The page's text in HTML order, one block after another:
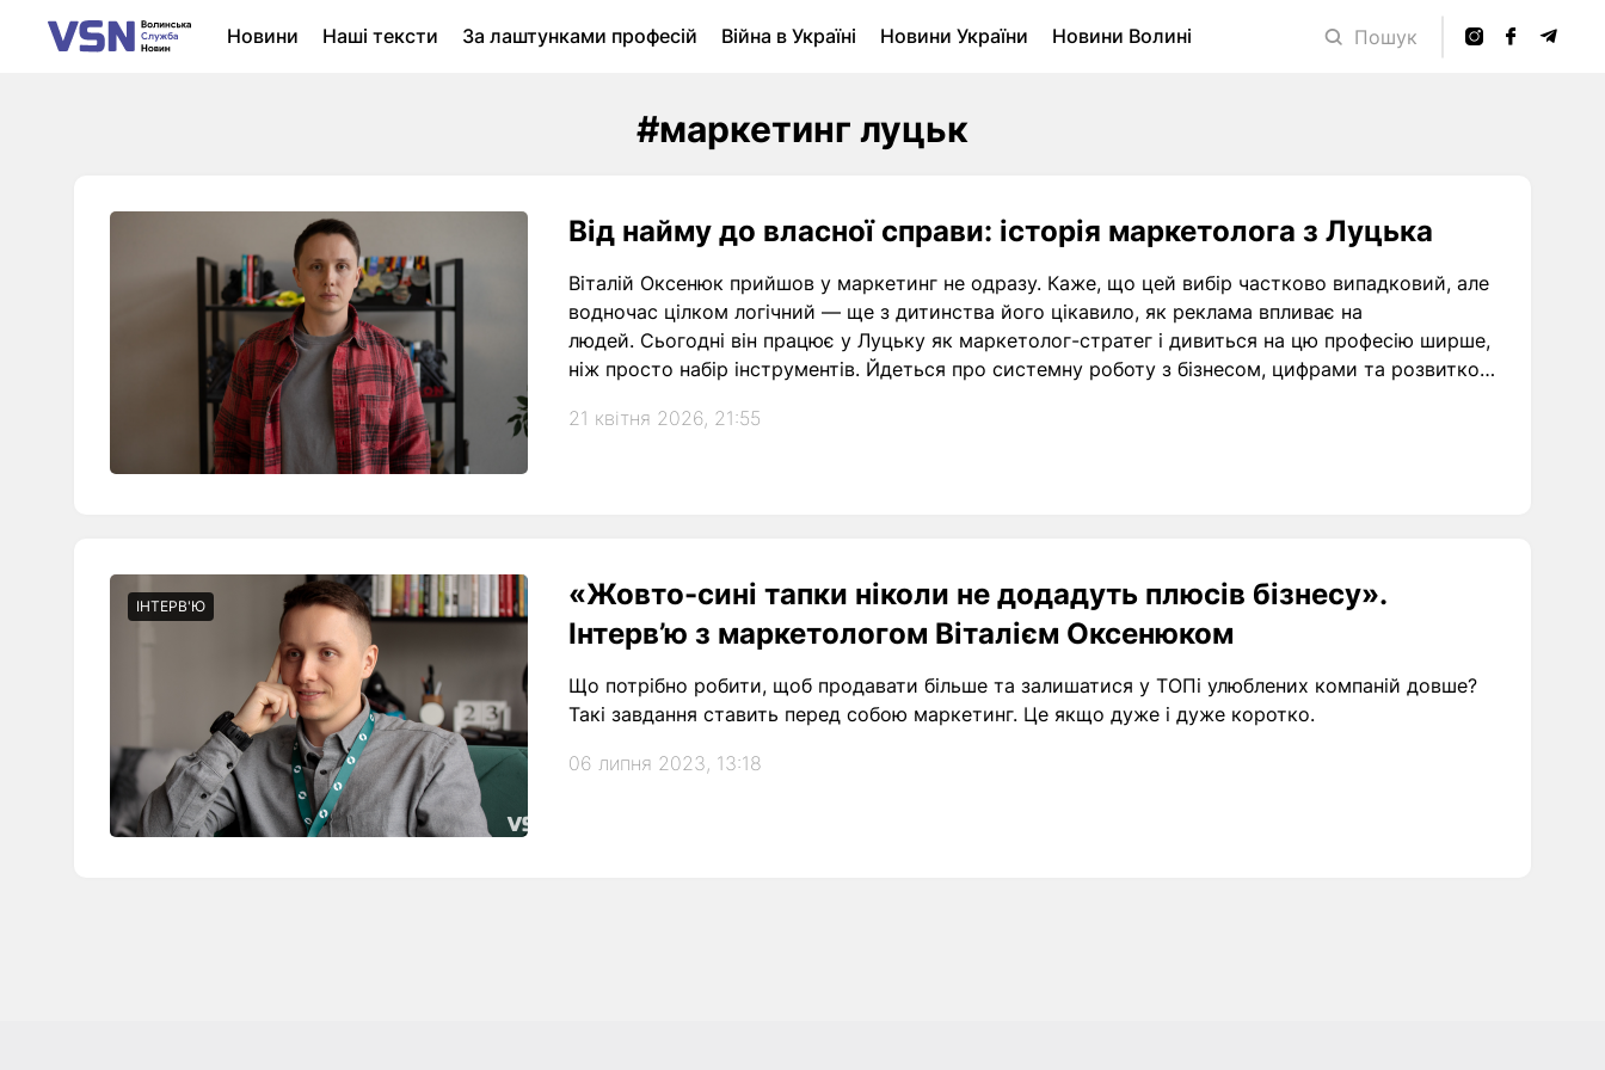
Новини Наші тексти За лаштунками професій Війна в Україні Новини України
Новини Волині
Пошук
#маркетинг луцьк
Від найму до власної справи: історія маркетолога з Луцька
Віталій Оксенюк прийшов у маркетинг не одразу. Каже, що цей вибір частково випадковий, але
водночас цілком логічний — ще з дитинства його цікавило, як реклама впливає на
людей. Сьогодні він працює у Луцьку як маркетолог-стратег і дивиться на цю професію ширше,
ніж просто набір інструментів. Йдеться про системну роботу з бізнесом, цифрами та розвитком
21 квітня 2026, 21:55
ІНТЕРВ'Ю
«Жовто-сині тапки ніколи не додадуть плюсів бізнесу».
Інтерв’ю з маркетологом Віталієм Оксенюком
Що потрібно робити, щоб продавати більше та залишатися у ТОПі улюблених компаній довше?
Такі завдання ставить перед собою маркетинг. Це якщо дуже і дуже коротко.
06 липня 2023, 13:18